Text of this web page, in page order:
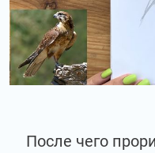
После чего